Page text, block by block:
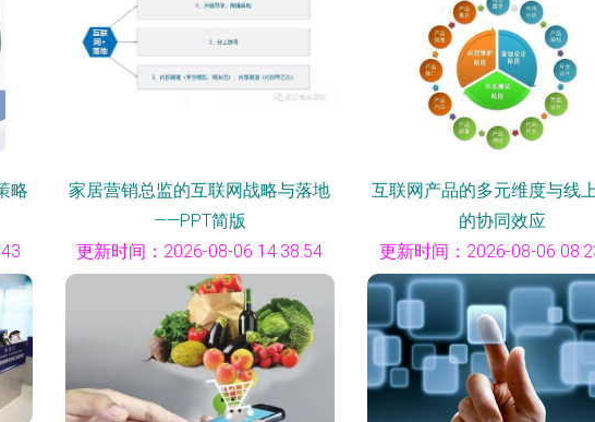
略
家居营销总监的互联网战略与落地
——PPT简版
更新时间：2026-08-06 14:38:54
互联网产品的多元维度与线
的协同效应
更新时间：2026-08-06